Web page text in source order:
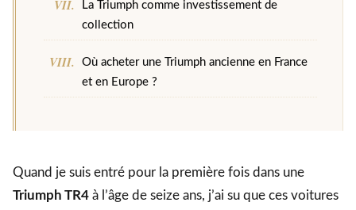
La Triumph comme investissement de
collection
Où acheter une Triumph ancienne en France
et en Europe ?
Quand je suis entré pour la première fois dans une
Triumph TR4 à l’âge de seize ans, j’ai su que ces voitures